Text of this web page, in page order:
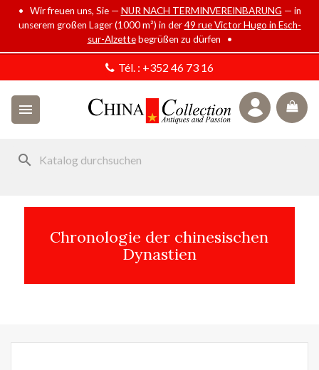
• Wir freuen uns, Sie — NUR NACH TERMINVEREINBARUNG — in
unserem großen Lager (1000 m²) in der49 rue Victor Hugo in Esch-
sur-Alzettebegrüßen zu dürfen •
Tél. : +352 46 73 16

search
Chronologie der chinesischen
Dynastien